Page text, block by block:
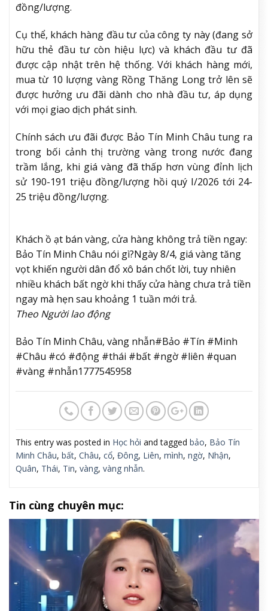
đồng/lượng.
Cụ thể, khách hàng đầu tư của công ty này (đang sở
hữu thẻ đầu tư còn hiệu lực) và khách đầu tư đã
được cập nhật trên hệ thống. Với khách hàng mới,
mua từ 10 lượng vàng Rồng Thăng Long trở lên sẽ
được hưởng ưu đãi dành cho nhà đầu tư, áp dụng
với mọi giao dịch phát sinh.
Chính sách ưu đãi được Bảo Tín Minh Châu tung ra
trong bối cảnh thị trường vàng trong nước đang
trầm lắng, khi giá vàng đã thấp hơn vùng đỉnh lịch
sử 190-191 triệu đồng/lượng hồi quý I/2026 tới 24-
25 triệu đồng/lượng.
Khách ồ ạt bán vàng, cửa hàng không trả tiền ngay:
Bảo Tín Minh Châu nói gì?Ngày 8/4, giá vàng tăng
vọt khiến người dân đổ xô bán chốt lời, tuy nhiên
nhiều khách bất ngờ khi thấy cửa hàng chưa trả tiền
ngay mà hẹn sau khoảng 1 tuần mới trả.
Theo Người lao động
Bảo Tín Minh Châu, vàng nhẫn#Bảo #Tín #Minh
#Châu #có #động #thái #bất #ngờ #liên #quan
#vàng #nhẫn1777545958
This entry was posted in Học hỏi and tagged bảo, Bảo Tín
Minh Châu, bất, Châu, cổ, Đông, Liên, mình, ngờ, Nhận,
Quân, Thái, Tin, vàng, vàng nhẫn.
Tin cùng chuyên mục: